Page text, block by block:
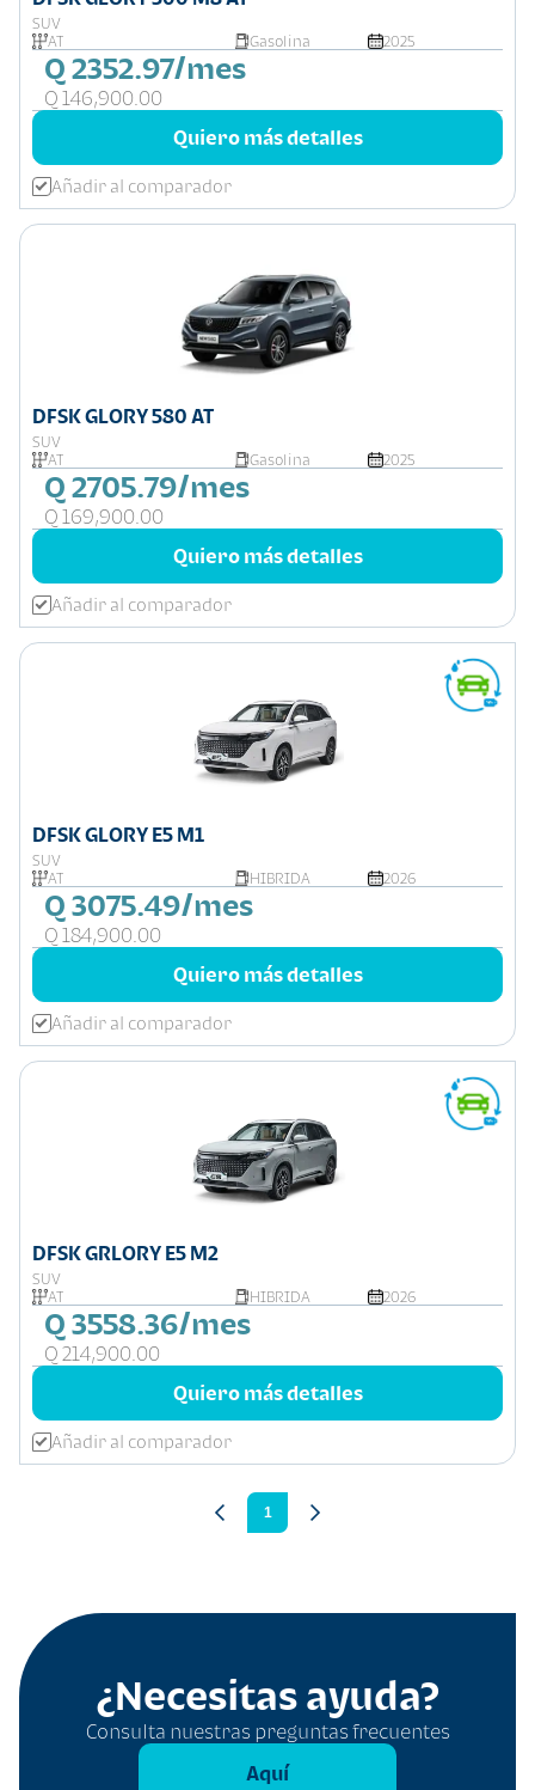
SUV
AT
Gasolina 2025
Q 2352.97/mes
Q 146,900.00
Quiero más detalles
Añadir al comparador
DFSK GLORY 580 AT
SUV
AT
Gasolina 2025
Q 2705.79/mes
Q 169,900.00
Quiero más detalles
Añadir al comparador
DFSK GLORY E5 M1
SUV
AT
HIBRIDA 2026
Q 3075.49/mes
Q 184,900.00
Quiero más detalles
Añadir al comparador
DFSK GRLORY E5 M2
SUV
AT
HIBRIDA 2026
Q 3558.36/mes
Q 214,900.00
Quiero más detalles
Añadir al comparador
1
¿Necesitas ayuda?
Consulta nuestras preguntas frecuentes
Aquí